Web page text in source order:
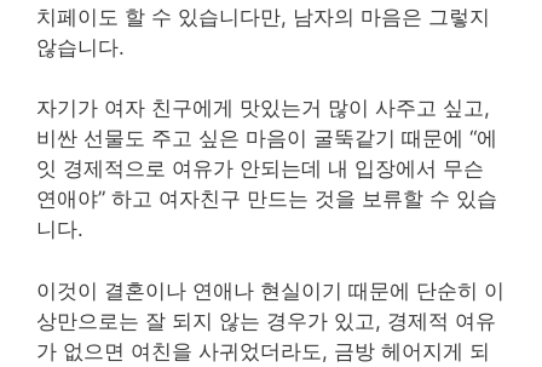
치페이도 할 수 있습니다만, 남자의 마음은 그렇지
않습니다.
자기가 여자 친구에게 맛있는거 많이 사주고 싶고,
비싼 선물도 주고 싶은 마음이 굴뚝같기 때문에 “에
잇 경제적으로 여유가 안되는데 내 입장에서 무슨
연애야” 하고 여자친구 만드는 것을 보류할 수 있습
니다.
이것이 결혼이나 연애나 현실이기 때문에 단순히 이
상만으로는 잘 되지 않는 경우가 있고, 경제적 여유
가 없으면 여친을 사귀었더라도, 금방 헤어지게 되